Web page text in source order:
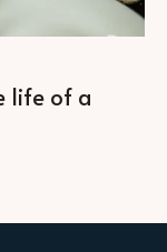
life of a